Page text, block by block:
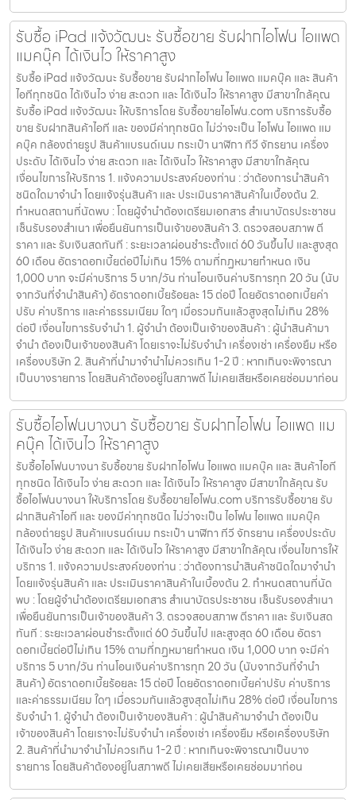
รับซื้อ iPad แจ้งวัฒนะ รับซื้อขาย รับฝากไอโฟน ไอแพด
แมคบุ๊ค ได้เงินไว ให้ราคาสูง
รับซื้อ iPad แจ้งวัฒนะ รับซื้อขาย รับฝากไอโฟน ไอแพด แมคบุ๊ค และ สินค้า
ไอทีทุกชนิด ได้เงินไว ง่าย สะดวก และ ได้เงินไว ให้ราคาสูง มีสาขาใกล้คุณ
รับซื้อ iPad แจ้งวัฒนะ ให้บริการโดย รับซื้อขายไอโฟน.com บริการรับซื้อ
ขาย รับฝากสินค้าไอที และ ของมีค่าทุกชนิด ไม่ว่าจะเป็น ไอโฟน ไอแพด แม
คบุ๊ค กล้องถ่ายรูป สินค้าแบรนด์เนม กระเป๋า นาฬิกา ทีวี จักรยาน เครื่อง
ประดับ ได้เงินไว ง่าย สะดวก และ ได้เงินไว ให้ราคาสูง มีสาขาใกล้คุณ
เงื่อนไขการให้บริการ 1. แจ้งความประสงค์ของท่าน : ว่าต้องการนำสินค้า
ชนิดใดมาจำนำ โดยแจ้งรุ่นสินค้า และ ประเมินราคาสินค้าในเบื้องต้น 2.
กำหนดสถานที่นัดพบ : โดยผู้จำนำต้องเตรียมเอกสาร สำเนาบัตรประชาชน
เซ็นรับรองสำเนา เพื่อยืนยันการเป็นเจ้าของสินค้า 3. ตรวจสอบสภาพ ตี
ราคา และ รับเงินสดทันที : ระยะเวลาผ่อนชำระตั้งแต่ 60 วันขึ้นไป และสูงสุด
60 เดือน อัตราดอกเบี้ยต่อปีไม่เกิน 15% ตามที่กฏหมายกำหนด เงิน
1,000 บาท จะมีค่าบริการ 5 บาท/วัน ท่านโอนเงินค่าบริการทุก 20 วัน (นับ
จากวันที่จำนำสินค้า) อัตราดอกเบี้ยร้อยละ 15 ต่อปี โดยอัตราดอกเบี้ยค่า
ปรับ ค่าบริการ และค่าธรรมเนียม ใดๆ เมื่อรวมกันแล้วสูงสุดไม่เกิน 28%
ต่อปี เงื่อนไขการรับจำนำ 1. ผู้จำนำ ต้องเป็นเจ้าของสินค้า : ผู้นำสินค้ามา
จำนำ ต้องเป็นเจ้าของสินค้า โดยเราจะไม่รับจำนำ เครื่องเช่า เครื่องยืม หรือ
เครื่องบริษัท 2. สินค้าที่นำมาจำนำไม่ควรเกิน 1-2 ปี : หากเกินจะพิจารณา
เป็นบางรายการ โดยสินค้าต้องอยู่ในสภาพดี ไม่เคยเสียหรือเคยซ่อมมาก่อน
รับซื้อไอโฟนบางนา รับซื้อขาย รับฝากไอโฟน ไอแพด แม
คบุ๊ค ได้เงินไว ให้ราคาสูง
รับซื้อไอโฟนบางนา รับซื้อขาย รับฝากไอโฟน ไอแพด แมคบุ๊ค และ สินค้าไอที
ทุกชนิด ได้เงินไว ง่าย สะดวก และ ได้เงินไว ให้ราคาสูง มีสาขาใกล้คุณ รับ
ซื้อไอโฟนบางนา ให้บริการโดย รับซื้อขายไอโฟน.com บริการรับซื้อขาย รับ
ฝากสินค้าไอที และ ของมีค่าทุกชนิด ไม่ว่าจะเป็น ไอโฟน ไอแพด แมคบุ๊ค
กล้องถ่ายรูป สินค้าแบรนด์เนม กระเป๋า นาฬิกา ทีวี จักรยาน เครื่องประดับ
ได้เงินไว ง่าย สะดวก และ ได้เงินไว ให้ราคาสูง มีสาขาใกล้คุณ เงื่อนไขการให้
บริการ 1. แจ้งความประสงค์ของท่าน : ว่าต้องการนำสินค้าชนิดใดมาจำนำ
โดยแจ้งรุ่นสินค้า และ ประเมินราคาสินค้าในเบื้องต้น 2. กำหนดสถานที่นัด
พบ : โดยผู้จำนำต้องเตรียมเอกสาร สำเนาบัตรประชาชน เซ็นรับรองสำเนา
เพื่อยืนยันการเป็นเจ้าของสินค้า 3. ตรวจสอบสภาพ ตีราคา และ รับเงินสด
ทันที : ระยะเวลาผ่อนชำระตั้งแต่ 60 วันขึ้นไป และสูงสุด 60 เดือน อัตรา
ดอกเบี้ยต่อปีไม่เกิน 15% ตามที่กฏหมายกำหนด เงิน 1,000 บาท จะมีค่า
บริการ 5 บาท/วัน ท่านโอนเงินค่าบริการทุก 20 วัน (นับจากวันที่จำนำ
สินค้า) อัตราดอกเบี้ยร้อยละ 15 ต่อปี โดยอัตราดอกเบี้ยค่าปรับ ค่าบริการ
และค่าธรรมเนียม ใดๆ เมื่อรวมกันแล้วสูงสุดไม่เกิน 28% ต่อปี เงื่อนไขการ
รับจำนำ 1. ผู้จำนำ ต้องเป็นเจ้าของสินค้า : ผู้นำสินค้ามาจำนำ ต้องเป็น
เจ้าของสินค้า โดยเราจะไม่รับจำนำ เครื่องเช่า เครื่องยืม หรือเครื่องบริษัท
2. สินค้าที่นำมาจำนำไม่ควรเกิน 1-2 ปี : หากเกินจะพิจารณาเป็นบาง
รายการ โดยสินค้าต้องอยู่ในสภาพดี ไม่เคยเสียหรือเคยซ่อมมาก่อน